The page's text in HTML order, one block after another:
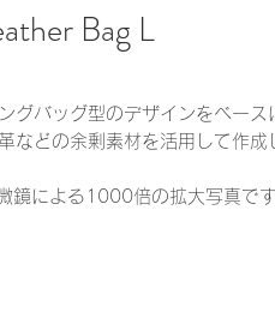
Bag L
グバッグ型のデザインをベース
などの余剰素材を活用して作成
鏡による1000倍の拡大写真で